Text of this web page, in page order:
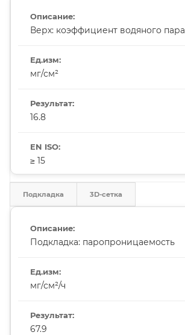
Верх: коэффициент водяного пара
мг/см²
16.8
≥ 15
Подкладка 3D-сетка
Подкладка: паропроницаемость
мг/см²/ч
67.9